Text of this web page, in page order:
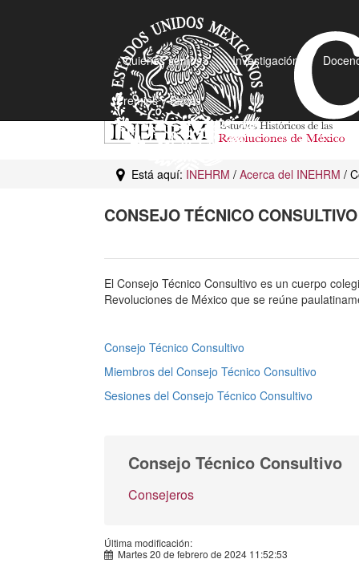
¿Quiénes somos? Investigación
Premios y Becas
Está aquí: INEHRM / Acerca del INEHRM /
CONSEJO TÉCNICO CONSULTIVO
El Consejo Técnico Consultivo es un cuerpo
Revoluciones de México que se reúne
Consejo Técnico Consultivo
Miembros del Consejo Técnico Consultivo
Sesiones del Consejo Técnico Consultivo
Consejo Técnico Consultivo
Consejeros
Última modificación:
Martes 20 de febrero de 2024 11:52:53